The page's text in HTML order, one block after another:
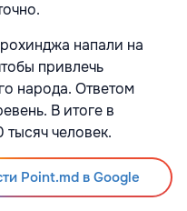
напали на
привлечь
народа. Ответом
В итоге в
человек.
Point.md в Google